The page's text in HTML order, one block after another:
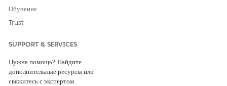
Обучение
Trust
SUPPORT & SERVICES
Нужна помощь? Найдите
дополнительные ресурсы или
свяжитесь с экспертом.